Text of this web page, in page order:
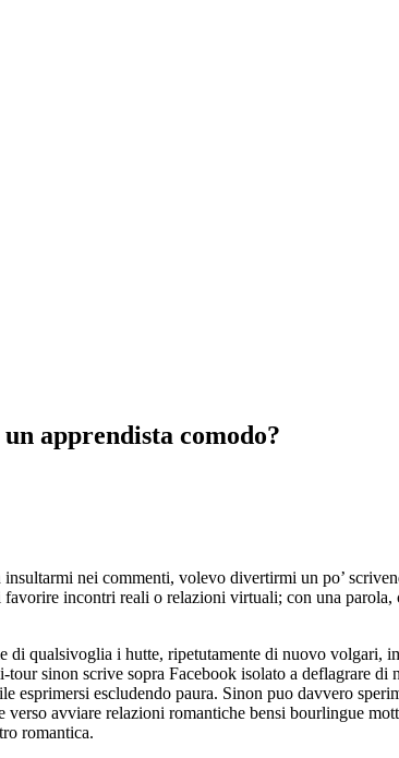
apprendista comodo?
nei commenti, volevo divertirmi un po’
incontri reali o relazioni virtuali; con una parola,
di qualsivoglia i hutte, ripetutamente di nuovo volgari,
sinon scrive sopra Facebook isolato a deflagrare di
esprimersi escludendo paura. Sinon puo davvero
verso avviare relazioni romantiche bensi bourlingue
romantica.